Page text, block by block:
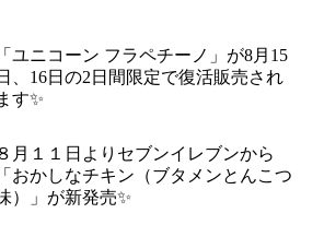
「ユニコーン フラペチーノ」が8月15
、16日の2日間限定で復活販売され
す✨
月１１日よりセブンイレブンから
「おかしなチキン（ブタメンとんこつ
）」が新発売✨